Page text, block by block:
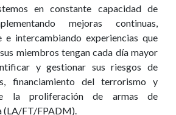
en constante capacidad de
mejoras continuas,
e intercambiando experiencias que
miembros tengan cada día mayor
y gestionar sus riesgos de
financiamiento del terrorismo y
la proliferación de armas de
(LA/FT/FPADM).